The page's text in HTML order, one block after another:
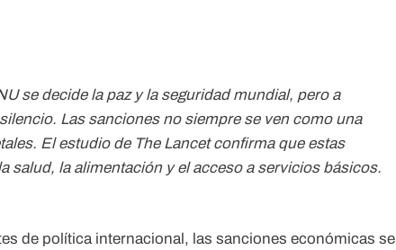
se decide la paz y la seguridad mundial, pero a
Las sanciones no siempre se ven como una
El estudio de The Lancet confirma que estas
salud, la alimentación y el acceso a servicios básicos.
de política internacional, las sanciones económicas se